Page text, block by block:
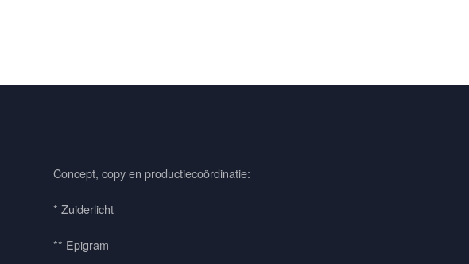
Concept, copy en productiecoördinatie:
* Zuiderlicht
** Epigram